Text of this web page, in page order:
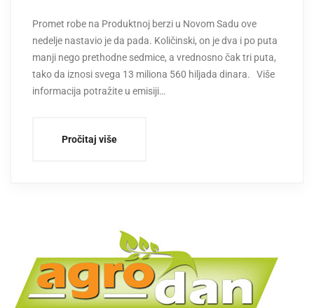
Promet robe na Produktnoj berzi u Novom Sadu ove
nedelje nastavio je da pada. Količinski, on je dva i po puta
manji nego prethodne sedmice, a vrednosno čak tri puta,
tako da iznosi svega 13 miliona 560 hiljada dinara. Više
informacija potražite u emisiji…
Pročitaj više